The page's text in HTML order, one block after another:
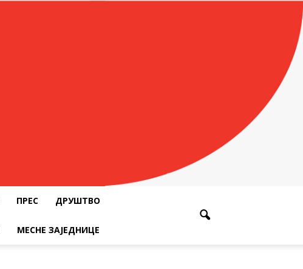
ПРЕС ДРУШТВО
МЕСНЕ ЗАЈЕДНИЦЕ